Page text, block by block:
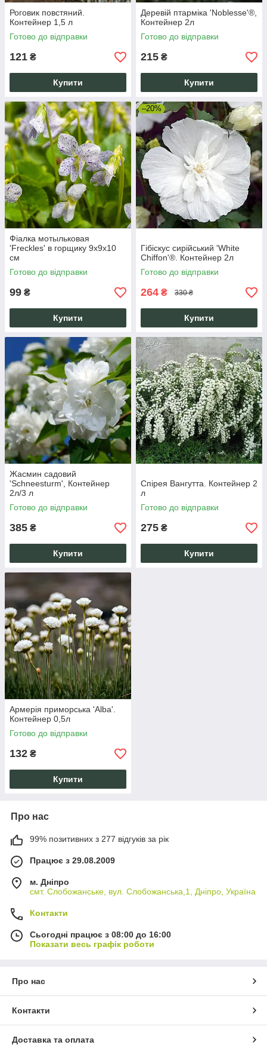
Роговик повстяний.
Контейнер 1,5 л
Готово до відправки
121 ₴
Купити
Деревій птарміка 'Noblesse'®,
Контейнер 2л
Готово до відправки
215 ₴
Купити
Фіалка мотыльковая
'Freckles' в горщику 9х9х10
см
Готово до відправки
99 ₴
Купити
–20%
Гібіскус сирійський 'White
Chiffon'®. Контейнер 2л
Готово до відправки
264 ₴ 330 ₴
Купити
Жасмин садовий
'Schneesturm', Контейнер
2л/3 л
Готово до відправки
385 ₴
Купити
Спірея Вангутта. Контейнер 2
л
Готово до відправки
275 ₴
Купити
Армерія приморська 'Alba'.
Контейнер 0,5л
Готово до відправки
132 ₴
Купити
Про нас
99% позитивних з 277 відгуків за рік
Працює з 29.08.2009
м. Дніпро
смт. Слобожанське, вул. Слобожанська,1, Дніпро, Україна
Контакти
Сьогодні працює з 08:00 до 16:00
Показати весь графік роботи
Про нас
Контакти
Доставка та оплата